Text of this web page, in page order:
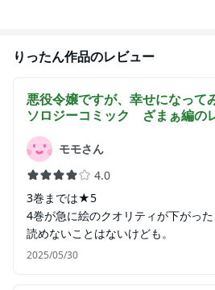
りったん作品のレビュー
悪役令嬢ですが、幸せになっ
ソロジーコミック ざまぁ編の
モモさん
4.0
3巻までは★5
4巻が急に絵のクオリティが下がった
読めないことはないけども。
2025/05/30